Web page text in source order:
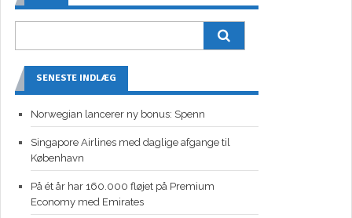
SENESTE INDLÆG
Norwegian lancerer ny bonus: Spenn
Singapore Airlines med daglige afgange til
København
På ét år har 160.000 fløjet på Premium
Economy med Emirates